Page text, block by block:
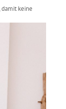
keine